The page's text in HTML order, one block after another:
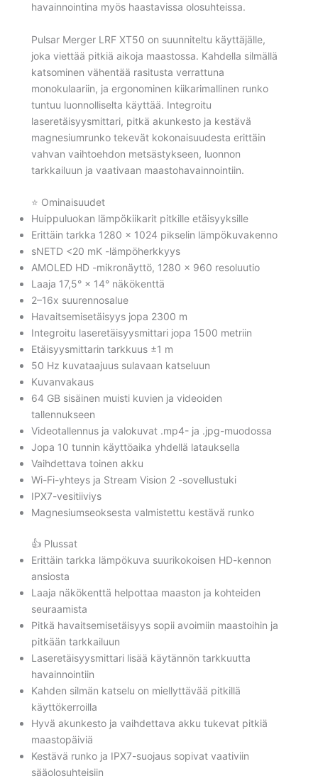
havainnointina myös haastavissa olosuhteissa.
Pulsar Merger LRF XT50 on suunniteltu käyttäjälle,
joka viettää pitkiä aikoja maastossa. Kahdella silmällä
katsominen vähentää rasitusta verrattuna
monokulaariin, ja ergonominen kiikarimallinen runko
tuntuu luonnolliselta käyttää. Integroitu
laseretäisyysmittari, pitkä akunkesto ja kestävä
magnesiumrunko tekevät kokonaisuudesta erittäin
vahvan vaihtoehdon metsästykseen, luonnon
tarkkailuun ja vaativaan maastohavainnointiin.
⭐ Ominaisuudet
Huippuluokan lämpökiikarit pitkille etäisyyksille
Erittäin tarkka 1280 × 1024 pikselin lämpökuvakenno
sNETD <20 mK -lämpöherkkyys
AMOLED HD -mikronäyttö, 1280 × 960 resoluutio
Laaja 17,5° × 14° näkökenttä
2–16x suurennosalue
Havaitsemisetäisyys jopa 2300 m
Integroitu laseretäisyysmittari jopa 1500 metriin
Etäisyysmittarin tarkkuus ±1 m
50 Hz kuvataajuus sulavaan katseluun
Kuvanvakaus
64 GB sisäinen muisti kuvien ja videoiden
tallennukseen
Videotallennus ja valokuvat .mp4- ja .jpg-muodossa
Jopa 10 tunnin käyttöaika yhdellä latauksella
Vaihdettava toinen akku
Wi-Fi-yhteys ja Stream Vision 2 -sovellustuki
IPX7-vesitiiviys
Magnesiumseoksesta valmistettu kestävä runko
👍 Plussat
Erittäin tarkka lämpökuva suurikokoisen HD-kennon
ansiosta
Laaja näkökenttä helpottaa maaston ja kohteiden
seuraamista
Pitkä havaitsemisetäisyys sopii avoimiin maastoihin ja
pitkään tarkkailuun
Laseretäisyysmittari lisää käytännön tarkkuutta
havainnointiin
Kahden silmän katselu on miellyttävää pitkillä
käyttökerroilla
Hyvä akunkesto ja vaihdettava akku tukevat pitkiä
maastopäiviä
Kestävä runko ja IPX7-suojaus sopivat vaativiin
sääolosuhteisiin